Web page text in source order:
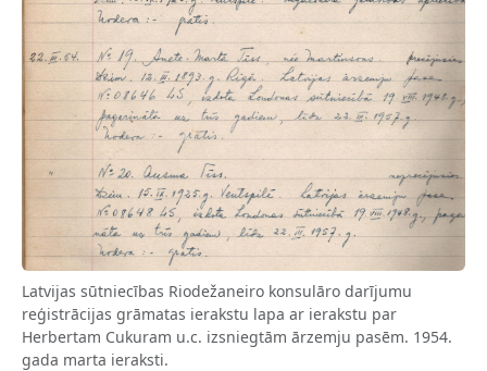
Latvijas sūtniecības Riodežaneiro konsulāro darījumu
reģistrācijas grāmatas ierakstu lapa ar ierakstu par
Herbertam Cukuram u.c. izsniegtām ārzemju pasēm. 1954.
gada marta ieraksti.